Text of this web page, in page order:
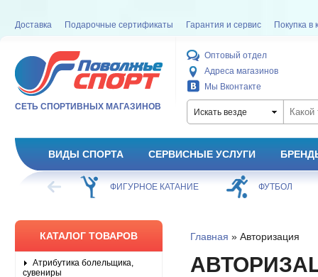
Доставка Подарочные сертификаты Гарантия и сервис Покупка в
СЕТЬ СПОРТИВНЫХ МАГАЗИНОВ
Оптовый отдел
Адреса магазинов
Мы Вконтакте
Искать везде
ВИДЫ СПОРТА СЕРВИСНЫЕ УСЛУГИ
ХОККЕЙ ФИГУРНОЕ КАТАНИЕ ФУТБОЛ
КАТАЛОГ ТОВАРОВ
Атрибутика болельщика,
сувениры
Главная » Авторизация